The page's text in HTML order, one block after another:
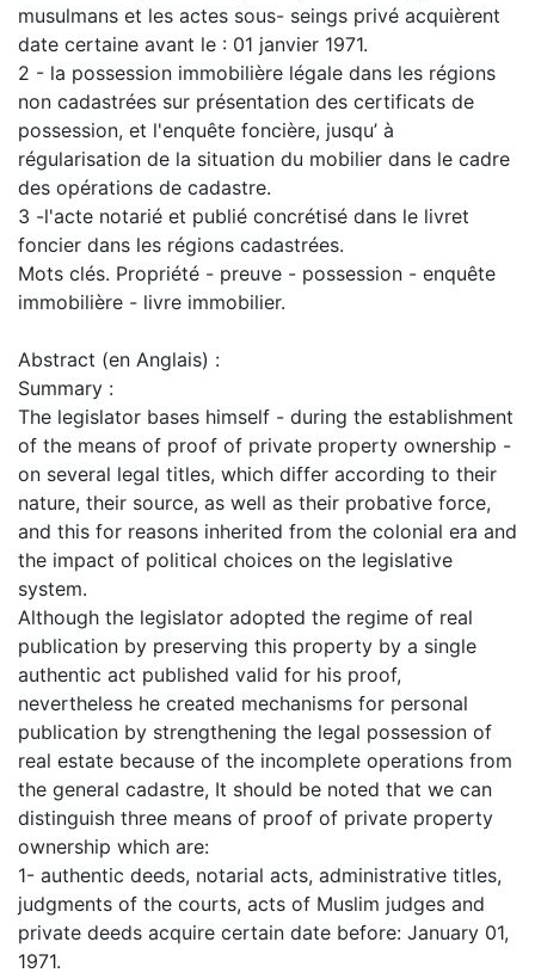
musulmans et les actes sous- seings privé acquièrent
date certaine avant le : 01 janvier 1971.
2 - la possession immobilière légale dans les régions
non cadastrées sur présentation des certificats de
possession, et l'enquête foncière, jusqu’ à
régularisation de la situation du mobilier dans le cadre
des opérations de cadastre.
3 -l'acte notarié et publié concrétisé dans le livret
foncier dans les régions cadastrées.
Mots clés. Propriété - preuve - possession - enquête
immobilière - livre immobilier.
Abstract (en Anglais) :
Summary :
The legislator bases himself - during the establishment
of the means of proof of private property ownership -
on several legal titles, which differ according to their
nature, their source, as well as their probative force,
and this for reasons inherited from the colonial era and
the impact of political choices on the legislative
system.
Although the legislator adopted the regime of real
publication by preserving this property by a single
authentic act published valid for his proof,
nevertheless he created mechanisms for personal
publication by strengthening the legal possession of
real estate because of the incomplete operations from
the general cadastre, It should be noted that we can
distinguish three means of proof of private property
ownership which are:
1- authentic deeds, notarial acts, administrative titles,
judgments of the courts, acts of Muslim judges and
private deeds acquire certain date before: January 01,
1971.